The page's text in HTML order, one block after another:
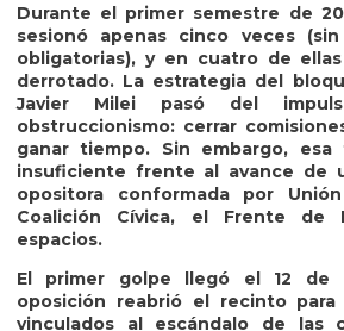
Durante el primer semestre de
sesionó apenas cinco veces
obligatorias), y en cuatro de
derrotado. La estrategia del
Javier Milei pasó del
obstruccionismo: cerrar
ganar tiempo. Sin embargo,
insuficiente frente al avance de
opositora conformada por
Coalición Cívica, el Frente de
espacios.
El primer golpe llegó el 12 de
oposición reabrió el recinto
vinculados al escándalo de las